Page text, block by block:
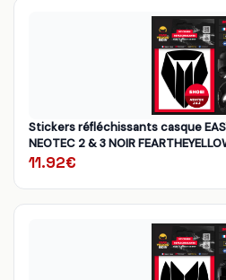
Stickers réfléchissants casque
NEOTEC 2 & 3 NOIR
11.92€